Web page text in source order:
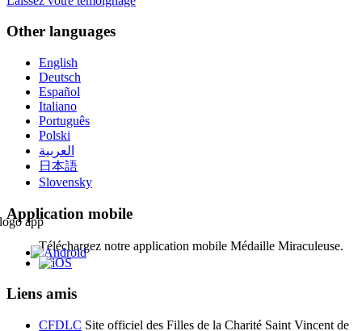
Other languages
English
Deutsch
Español
Italiano
Português
Polski
العربية
日本語
Slovensky
Application mobile
Téléchargez notre application mobile Médaille Miraculeuse.
Liens amis
CFDLC Site officiel des Filles de la Charité Saint Vincent de